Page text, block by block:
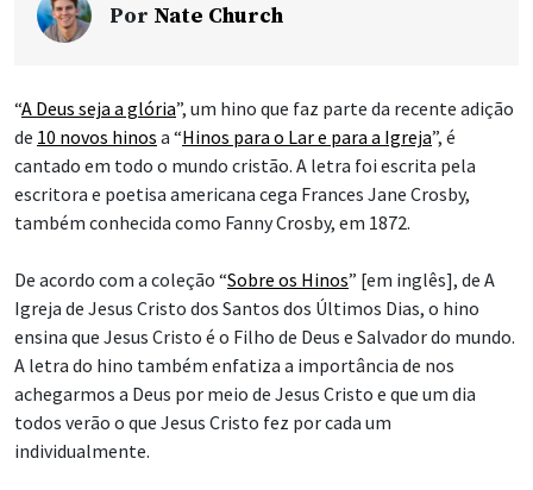
Por Nate Church
“A Deus seja a glória”, um hino que faz parte da recente adição
de 10 novos hinos a “Hinos para o Lar e para a Igreja”, é
cantado em todo o mundo cristão. A letra foi escrita pela
escritora e poetisa americana cega Frances Jane Crosby,
também conhecida como Fanny Crosby, em 1872.
De acordo com a coleção “Sobre os Hinos” [em inglês], de A
Igreja de Jesus Cristo dos Santos dos Últimos Dias, o hino
ensina que Jesus Cristo é o Filho de Deus e Salvador do mundo.
A letra do hino também enfatiza a importância de nos
achegarmos a Deus por meio de Jesus Cristo e que um dia
todos verão o que Jesus Cristo fez por cada um
individualmente.